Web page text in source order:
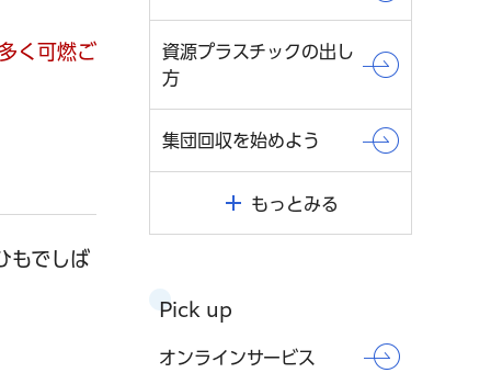
く可燃ご
もでしば
資源プラスチックの出し
方
集団回収を始めよう
もっとみる
Pick up
オンラインサービス